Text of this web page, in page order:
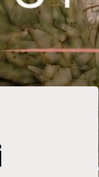
-50% PASTELLO